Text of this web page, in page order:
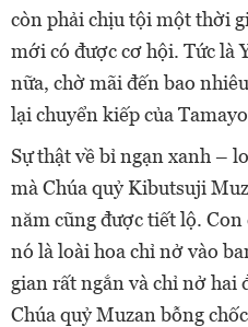
còn phải chịu tội một thời
mới có được cơ hội. Tức là
nữa, chờ mãi đến bao
lại chuyển kiếp của
Sự thật về bỉ ngạn xanh –
mà Chúa quỷ Kibutsuji
năm cũng được tiết lộ.
nó là loài hoa chỉ nở vào
gian rất ngắn và chỉ nở hai
Chúa quỷ Muzan bỗng